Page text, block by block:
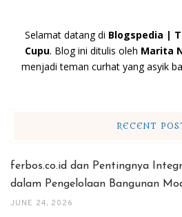
Selamat datang di Blogspedia |
Cupu. Blog ini ditulis oleh Marita
menjadi teman curhat yang asyik
RECENT
ferbos.co.id dan Pentingnya
dalam Pengelolaan Bangunan
JUNE 24, 2026